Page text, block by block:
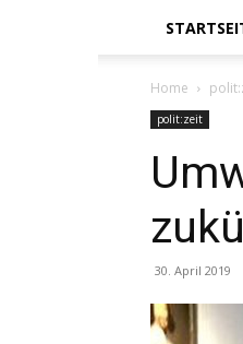
Home
polit:zeit
30. April 2019